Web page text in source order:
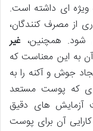
ویژه ای داشته است.
از مصرف کنندگان،
شود. همچنین،غیر
به این معناست که
جوش و آکنه را به
که پوست مستعد
آزمایش های دقیق
آن برای پوست